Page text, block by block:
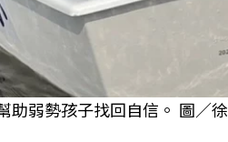
弱勢孩子找回自信。 圖／